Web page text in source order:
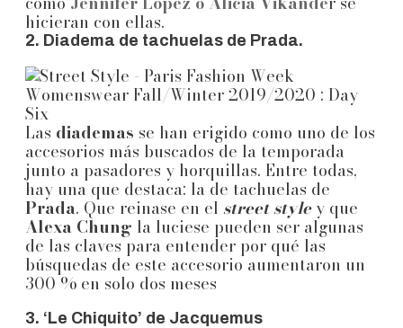
hicieran con ellas.
2. Diadema de tachuelas de Prada.
Las diademas se han erigido como uno de los
accesorios más buscados de la temporada
junto a pasadores y horquillas. Entre todas,
hay una que destaca: la de tachuelas de
Prada. Que reinase en el street styley que
Alexa Chung la luciese pueden ser algunas
de las claves para entender por qué las
búsquedas de este accesorio aumentaron un
300 % en solo dos meses
3. ‘Le Chiquito’ de Jacquemus